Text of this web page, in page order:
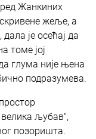
Жанкиних
жеље, а
је осећај да
томе јој
глума није њена
подразумева.
љубав",
позоришта.